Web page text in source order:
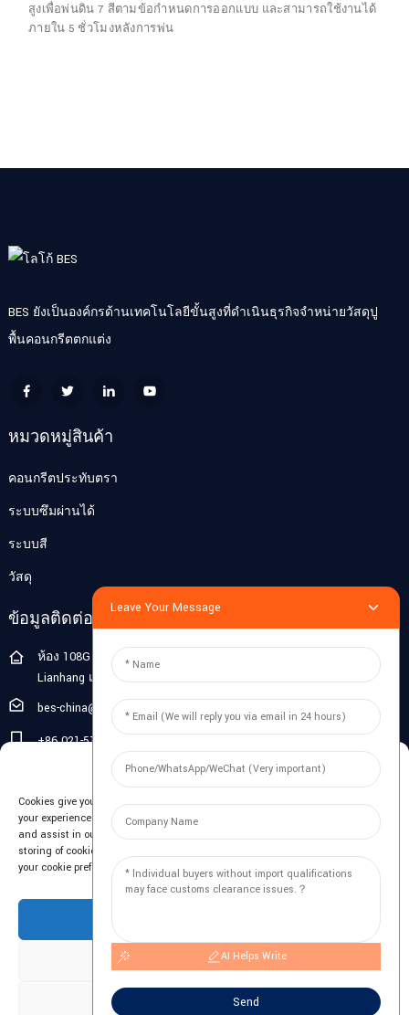
สูงเพื่อพ่นดิน 7 สีตามข้อกำหนดการออกแบบ และสามารถใช้งานได้
ภายใน 5 ชั่วโมงหลังการพ่น
BES ยังเป็นองค์กรด้านเทคโนโลยีขั้นสูงที่ดำเนินธุรกิจจำหน่ายวัสดุปู
พื้นคอนกรีตตกแต่ง
หมวดหมู่สินค้า
คอนกรีตประทับตรา
ระบบซึมผ่านได้
ระบบสี
วัสดุ
ข้อมูลติดต่อ
ห้อง 108G ชั้น 1 อาคาร 10 Pujiang Zhigu เลขที่ 1188 ถนน
Lianhang เมือง Pujiang เขต Minhang เซี่ยงไฮ้ จีน
bes-china@besdeconcrete.com
+86 021-51692846
0086 18321330829
สอบถามข้อมูล
กรอกอีเมล์ของคุณและเราจะส่งแผนข้อมูลล่าสุดให้กับคุณ
ลิขสิทธิ์ © 2023 BES สงวนลิขสิทธิ์ - แผนผังเว็บไซต์ บล็อกยอดนิยม
Leave Your Message
AI Helps Write
Send
Manage Cookie Consent
Cookies give you a personalized experience. Cookie files help us to enhance
your experience using our website, simplify navigation, keep our website safe,
and assist in our marketing efforts. By clicking "Accept", you agree to the
storing of cookies on your device for these purposes. Click "Adjust" to adjust
your cookie preferences. For more information, review our Cookies Policy.
Deny